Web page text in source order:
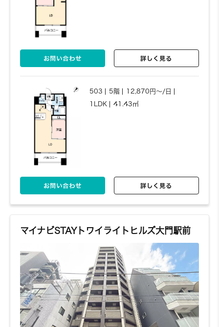
お問い合わせ 詳しく見る
503 5階
12,870円～/日
1LDK
41.43㎡
お問い合わせ 詳しく見る
マイナビSTAYトワイライトヒルズ大門駅前